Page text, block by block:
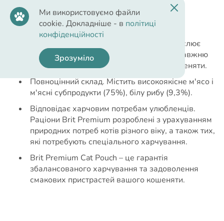
віковим та харчовим потребам.
Переваги корму:
Смачний та ніжний соус ідеально підкреслює
смак м'ясних шматочків, створюючи справжню
гастрономічну насолоду для вашого кошеняти.
Повноцінний склад. Містить високоякісне м'ясо і
м'ясні субпродукти (75%), білу рибу (9,3%).
Відповідає харчовим потребам улюбленців.
Раціони Brit Premium розроблені з урахуванням
природних потреб котів різного віку, а також тих,
які потребують спеціального харчування.
Brit Premium Cat Pouch – це гарантія
збалансованого харчування та задоволення
смакових пристрастей вашого кошеняти.
Ми використовуємо файли
cookie. Докладніше - в політиці
конфіденційності
Зрозуміло